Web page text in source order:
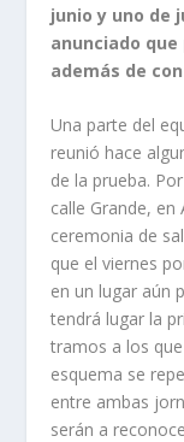
junio y uno de
anunciado
además de
Una parte del
reunió hace
de la prueba.
calle Grande,
ceremonia de
que el viernes
en un lugar aún
tendrá lugar la
tramos a los
esquema se
entre ambas
serán a